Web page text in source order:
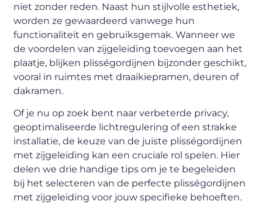
niet zonder reden. Naast hun stijlvolle esthetiek,
worden ze gewaardeerd vanwege hun
functionaliteit en gebruiksgemak. Wanneer we
de voordelen van zijgeleiding toevoegen aan het
plaatje, blijken plisségordijnen bijzonder geschikt,
vooral in ruimtes met draaikiepramen, deuren of
dakramen.
Of je nu op zoek bent naar verbeterde privacy,
geoptimaliseerde lichtregulering of een strakke
installatie, de keuze van de juiste plisségordijnen
met zijgeleiding kan een cruciale rol spelen. Hier
delen we drie handige tips om je te begeleiden
bij het selecteren van de perfecte plisségordijnen
met zijgeleiding voor jouw specifieke behoeften.